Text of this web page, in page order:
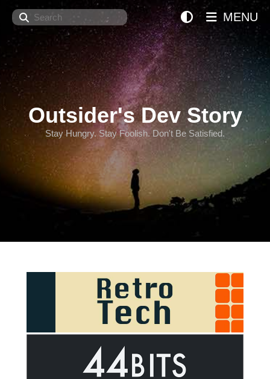
Search
Outsider's Dev Story
Stay Hungry. Stay Foolish. Don't Be Satisfied.
MENU